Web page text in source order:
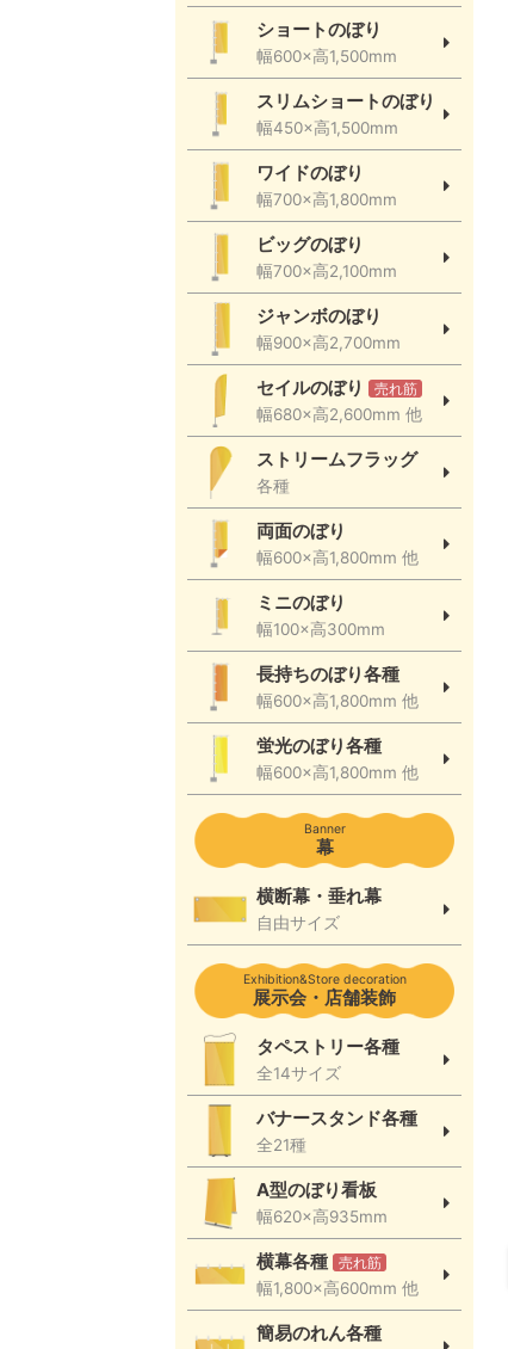
ショートのぼり
幅600×高1,500mm
スリムショートのぼり
幅450×高1,500mm
ワイドのぼり
幅700×高1,800mm
ビッグのぼり
幅700×高2,100mm
ジャンボのぼり
幅900×高2,700mm
セイルのぼり 売れ筋
幅680×高2,600mm 他
ストリームフラッグ
各種
両面のぼり
幅600×高1,800mm 他
ミニのぼり
幅100×高300mm
長持ちのぼり各種
幅600×高1,800mm 他
蛍光のぼり各種
幅600×高1,800mm 他
Banner
幕
横断幕・垂れ幕
自由サイズ
Exhibition&Store decoration
展示会・店舗装飾
タペストリー各種
全14サイズ
バナースタンド各種
全21種
A型のぼり看板
幅620×高935mm
横幕各種 売れ筋
幅1,800×高600mm 他
簡易のれん各種